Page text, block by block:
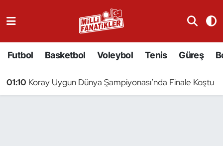
Futbol Basketbol Voleybol Tenis Güreş
01:10 Koray Uygun Dünya Şampiyonası’nda Finale Koştu
Badminton